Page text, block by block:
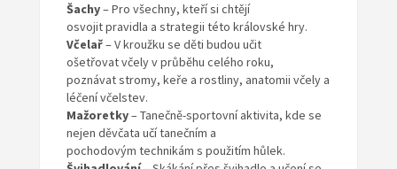
Šachy– Pro všechny, kteří si chtějí
osvojit pravidla a strategii této královské hry.
Včelař– V kroužku se děti budou učit
ošetřovat včely v průběhu celého roku,
poznávat stromy, keře a rostliny, anatomii včely a
léčení včelstev.
Mažoretky– Tanečně-sportovní aktivita, kde se
nejen děvčata učí tanečním a
pochodovým technikám s použitím hůlek.